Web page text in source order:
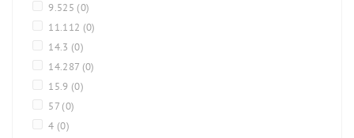
9.525 (0)
11.112 (0)
14.3 (0)
14.287 (0)
15.9 (0)
57 (0)
4 (0)